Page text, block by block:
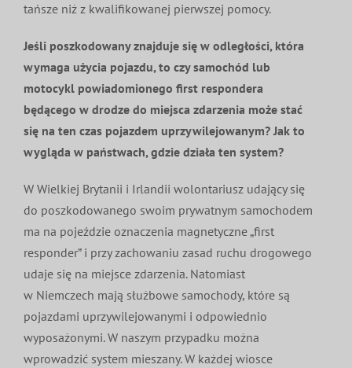
tańsze niż z kwalifikowanej pierwszej pomocy.
Jeśli poszkodowany znajduje się w odległości, która
wymaga użycia pojazdu, to czy samochód lub
motocykl powiadomionego first respondera
będącego w drodze do miejsca zdarzenia może stać
się na ten czas pojazdem uprzywilejowanym? Jak to
wygląda w państwach, gdzie działa ten system?
W Wielkiej Brytanii i Irlandii wolontariusz udający się
do poszkodowanego swoim prywatnym samochodem
ma na pojeździe oznaczenia magnetyczne „first
responder” i przy zachowaniu zasad ruchu drogowego
udaje się na miejsce zdarzenia. Natomiast
w Niemczech mają służbowe samochody, które są
pojazdami uprzywilejowanymi i odpowiednio
wyposażonymi. W naszym przypadku można
wprowadzić system mieszany. W każdej wiosce